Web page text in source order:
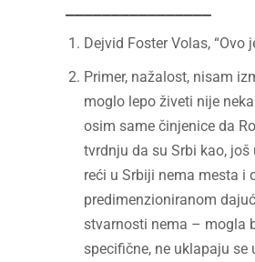
Dejvid Foster Volas, “Ovo
Primer, nažalost, nisam
moglo lepo živeti nije
osim same činjenice da
tvrdnju da su Srbi kao,
reći u Srbiji nema mesta i
predimenzioniranom
stvarnosti nema – mogla
specifične, ne uklapaju